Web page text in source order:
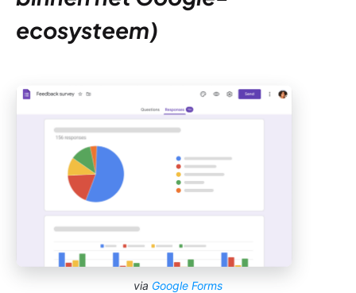
ecosysteem)
via Google Forms